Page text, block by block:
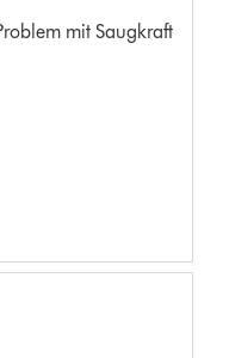
mit Saugkraft